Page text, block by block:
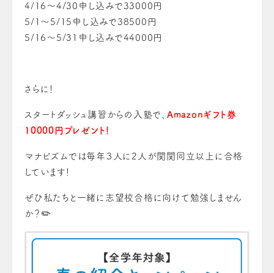
4/16～4/30申し込みで33000円
5/1～5/15申し込みで38500円
5/16～5/31申し込みで44000円
さらに！
スタートダッシュ講習からの入塾で、 Amazonギフト券
10000円プレゼント！
マナビズムでは毎年３人に2人が関関同立以上に合格
しています！
ぜひ私たちと一緒に志望校合格に向けて勉強しません
か？✏️